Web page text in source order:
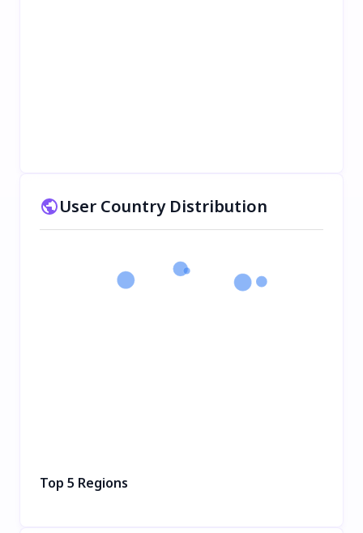
User Country Distribution
Top 5 Regions